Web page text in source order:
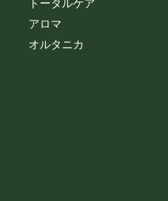
アロマ
オルタニカ